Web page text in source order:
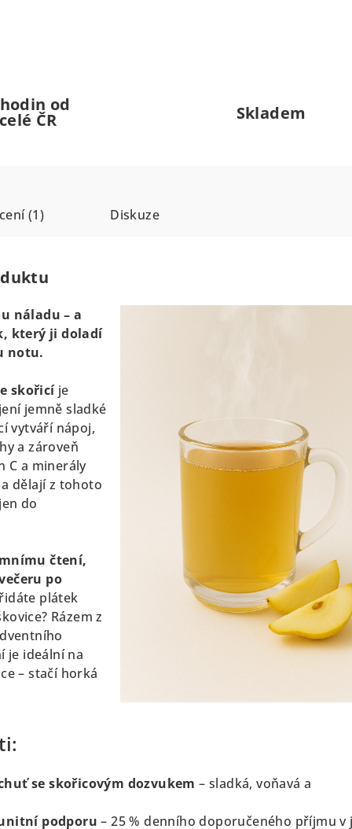
od
ČR Skladem
(1) Diskuze
náladu – a
který ji doladí
notu.
skořicíje
jemně sladké
vytváří nápoj,
a zároveň
C a minerály
dělají z tohoto
do
čtení,
po
plátek
Rázem z
je ideální na
– stačí horká
se skořicovým dozvukem – sladká, voňavá a
podporu – 25 % denního doporučeného příjmu v